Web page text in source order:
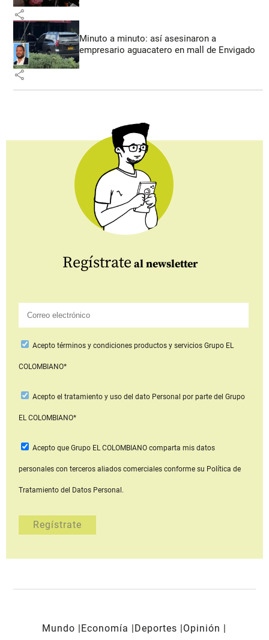
share
Minuto a minuto: así asesinaron a
empresario aguacatero en mall de Envigado
share
Regístrate al newsletter
Aceptotérminos y condiciones productos y serviciosGrupo EL
COLOMBIANO*
Acepto el tratamiento y uso del dato Personal por parte del Grupo
EL COLOMBIANO*
Acepto que Grupo EL COLOMBIANOcomparta mis datos
personales con terceros aliados comerciales conforme su Política de
Tratamiento del Datos Personal.
Mundo Economía Deportes
Opinión